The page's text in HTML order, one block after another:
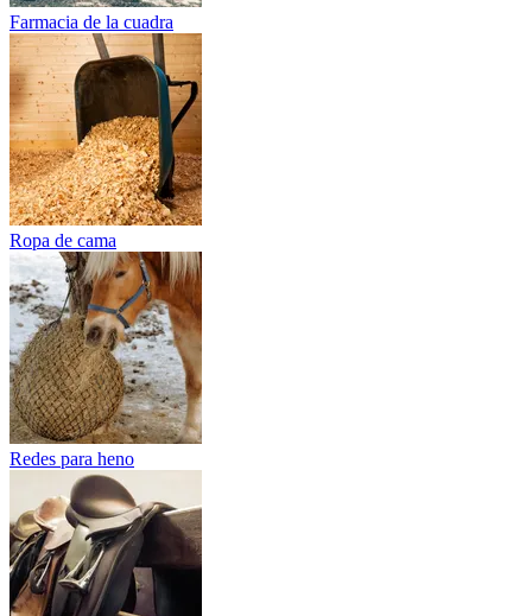
Farmacia de la cuadra
Ropa de cama
Redes para heno